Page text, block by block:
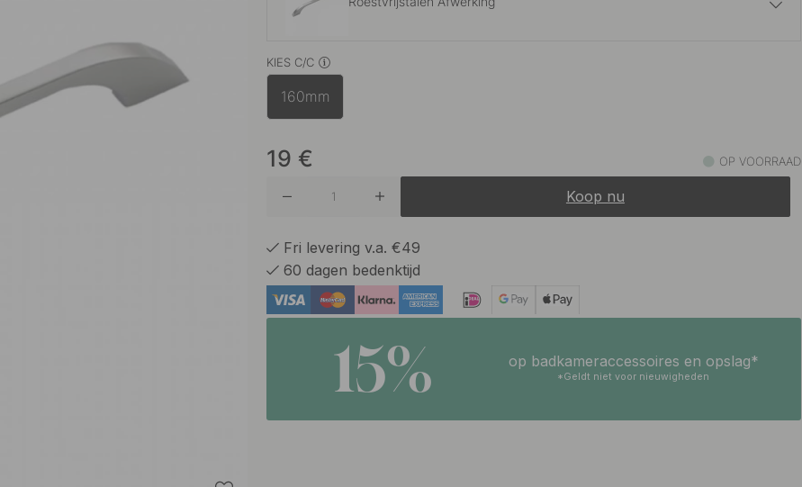
KIES C/C
160mm
19 € OP VOORRAAD
Koop nu
Fri levering v.a. €49
60 dagen bedenktijd
15% op badkameraccessoires en opslag*
*Geldt niet voor nieuwigheden